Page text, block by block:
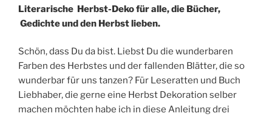
Literarische Herbst-Deko für alle, die Bücher,
Gedichte und den Herbst lieben.
Schön, dass Du da bist. Liebst Du die wunderbaren
Farben des Herbstes und der fallenden Blätter, die so
wunderbar für uns tanzen? Für Leseratten und Buch
Liebhaber, die gerne eine Herbst Dekoration selber
machen möchten habe ich in diese Anleitung drei